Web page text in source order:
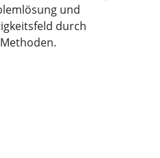
und
durch